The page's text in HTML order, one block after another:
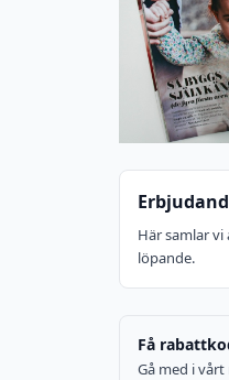
Här samlar
löpande.
Få
Gå med i